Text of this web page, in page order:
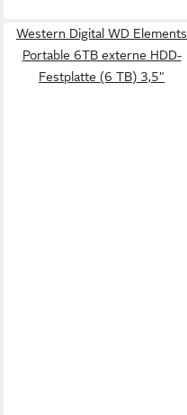
Western Digital WD Elements
Portable 6TB externe HDD-
Festplatte (6 TB) 3,5"